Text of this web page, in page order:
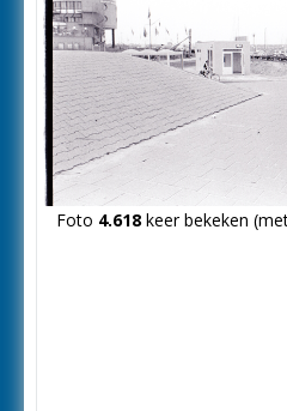
Foto 4.618keer bekeken